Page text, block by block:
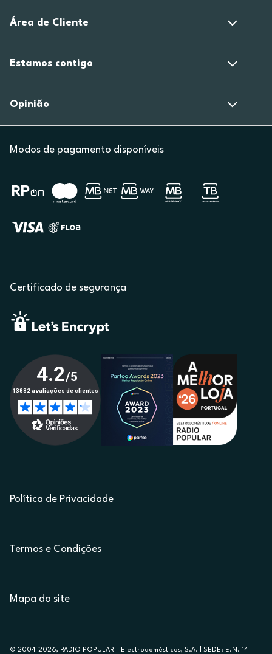
Área de Cliente
Estamos contigo
Opinião
Modos de pagamento disponíveis
Certificado de segurança
Política de Privacidade
Termos e Condições
Mapa do site
© 2004-2026, RADIO POPULAR - Electrodomésticos, S.A. | SEDE: E.N. 14